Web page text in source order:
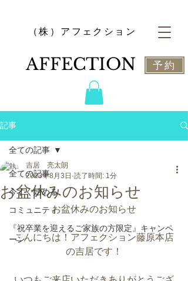
​（株）アフェクション
​AFFECTION 予約
記事
全ての記事
今すぐ始める
コミュニティ
『祝卒業を迎えるご家族の方限定』キャンペ
ーン
全ての記事
お盆休みのお知らせ
吉居 亮太朗
2023年8月3日 読了時間: 1分
お盆休みのお知らせ
こんにちは！アフェクション藤原本店
の吉居です！